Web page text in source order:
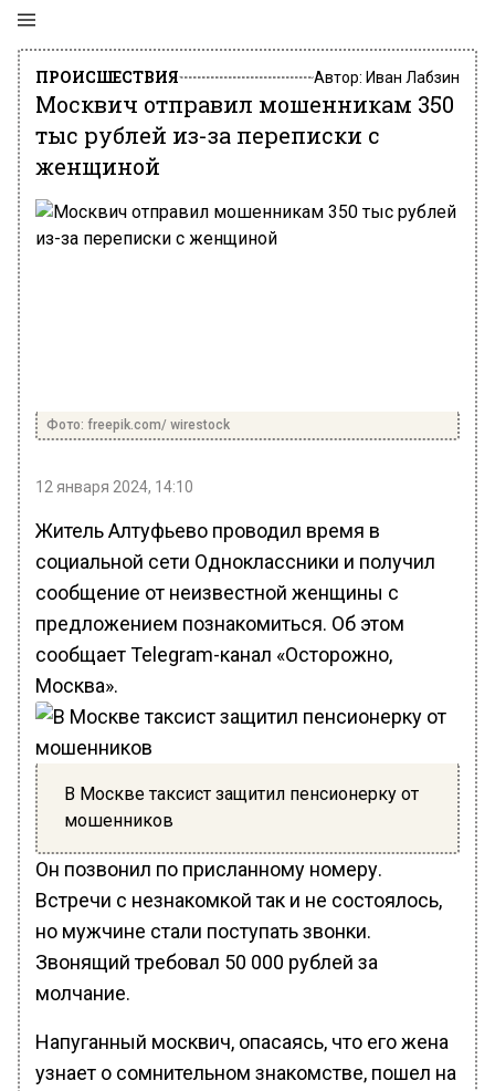
ПРОИСШЕСТВИЯ Автор: Иван Лабзин
Москвич отправил мошенникам 350
тыс рублей из-за переписки с
женщиной
Фото: freepik.com/ wirestock
12 января 2024, 14:10
Житель Алтуфьево проводил время в
социальной сети Одноклассники и получил
сообщение от неизвестной женщины с
предложением познакомиться. Об этом
сообщает Telegram-канал «Осторожно,
Москва».
В Москве таксист защитил пенсионерку от
мошенников
Он позвонил по присланному номеру.
Встречи с незнакомкой так и не состоялось,
но мужчине стали поступать звонки.
Звонящий требовал 50 000 рублей за
молчание.
Напуганный москвич, опасаясь, что его жена
узнает о сомнительном знакомстве, пошел на